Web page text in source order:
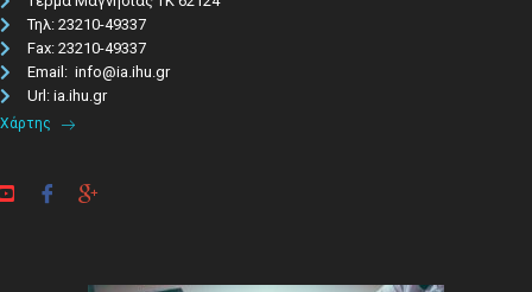
Τηλ: 23210-49337​
Fax: 23210-49337
Email: info@ia.ihu.gr
Url: ia.ihu.gr
Χάρτης